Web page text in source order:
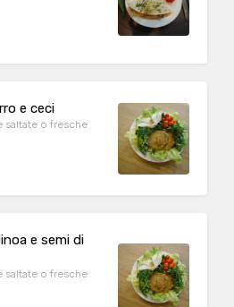
e ceci
saltate o fresche
e semi di
saltate o fresche